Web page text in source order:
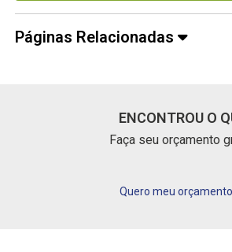
Páginas Relacionadas
ENCONTROU O
Faça seu orçamento
Quero meu orçamento